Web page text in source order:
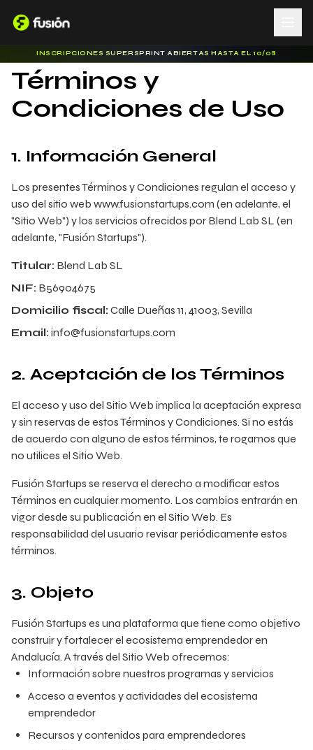
INSCRIPCIONES SUPERSPRINT ABIERTAS HASTA EL 10/08
Términos y
Condiciones de Uso
1. Información General
Los presentes Términos y Condiciones regulan el acceso y
uso del sitio web www.fusionstartups.com (en adelante, el
"Sitio Web") y los servicios ofrecidos por Blend Lab SL (en
adelante, "Fusión Startups").
Titular: Blend Lab SL
NIF: B56904675
Domicilio fiscal: Calle Dueñas 11, 41003, Sevilla
Email: info@fusionstartups.com
2. Aceptación de los Términos
El acceso y uso del Sitio Web implica la aceptación expresa
y sin reservas de estos Términos y Condiciones. Si no estás
de acuerdo con alguno de estos términos, te rogamos que
no utilices el Sitio Web.
Fusión Startups se reserva el derecho a modificar estos
Términos en cualquier momento. Los cambios entrarán en
vigor desde su publicación en el Sitio Web. Es
responsabilidad del usuario revisar periódicamente estos
términos.
3. Objeto
Fusión Startups es una plataforma que tiene como objetivo
construir y fortalecer el ecosistema emprendedor en
Andalucía. A través del Sitio Web ofrecemos:
Información sobre nuestros programas y servicios
Acceso a eventos y actividades del ecosistema
emprendedor
Recursos y contenidos para emprendedores